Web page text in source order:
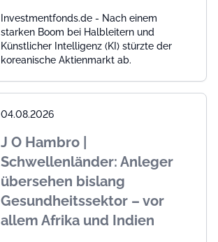
Investmentfonds.de - Nach einem
starken Boom bei Halbleitern und
Künstlicher Intelligenz (KI) stürzte der
koreanische Aktienmarkt ab.
04.08.2026
J O Hambro |
Schwellenländer: Anleger
übersehen bislang
Gesundheitssektor – vor
allem Afrika und Indien